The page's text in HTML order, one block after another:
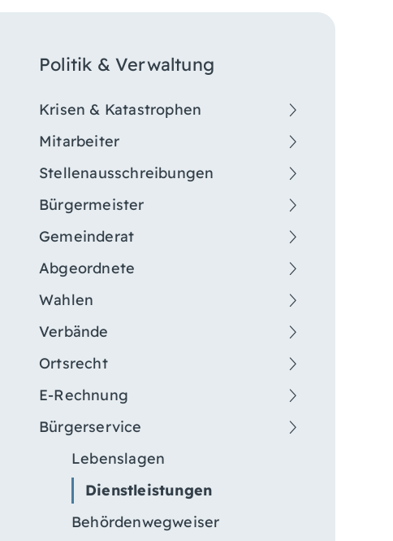
Politik & Verwaltung
Krisen & Katastrophen
Mitarbeiter
Stellenausschreibungen
Bürgermeister
Gemeinderat
Abgeordnete
Wahlen
Verbände
Ortsrecht
E-Rechnung
Bürgerservice
Lebenslagen
Dienstleistungen
Behördenwegweiser